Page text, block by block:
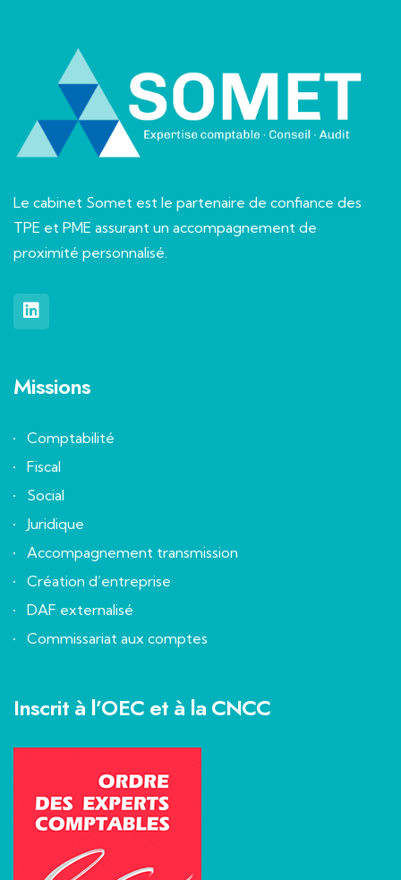
Le cabinet Somet est le partenaire de confiance des
TPE et PME assurant un accompagnement de
proximité personnalisé.
Missions
Comptabilité
Fiscal
Social
Juridique
Accompagnement transmission
Création d’entreprise
DAF externalisé
Commissariat aux comptes
Inscrit à l’OEC et à la CNCC